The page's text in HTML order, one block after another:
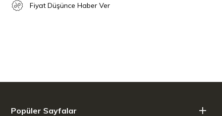
Fiyat Düşünce Haber Ver
Popüler Sayfalar